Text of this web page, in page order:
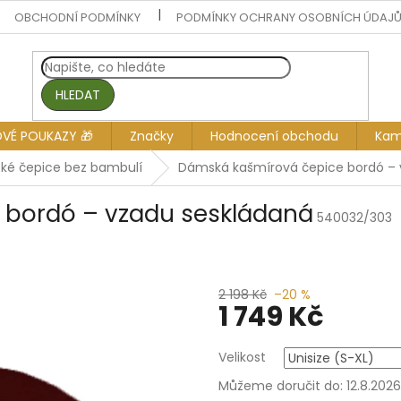
OBCHODNÍ PODMÍNKY PODMÍNKY OCHRANY OSOBNÍCH
HLEDAT
POUKAZY 🎁 Značky Hodnocení obchodu
čepice bez bambulí Dámská kašmírová čepice bordó –
– vzadu seskládaná 540032/303
2 198 Kč –20 %
1 749 Kč
cena:
Velikost
Můžeme doručit do: 12.8.2026